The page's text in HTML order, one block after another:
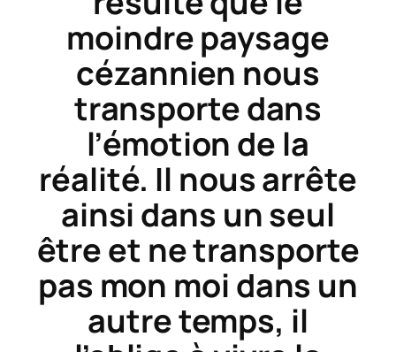
moindre paysage
cézannien nous
transporte dans
l’émotion de la
réalité. Il nous arrête
ainsi dans un seul
être et ne transporte
pas mon moi dans un
autre temps, il